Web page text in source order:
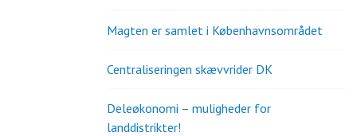
Magten er samlet i Københavnsområdet
Centraliseringen skævvrider DK
Deleøkonomi – muligheder for
landdistrikter!